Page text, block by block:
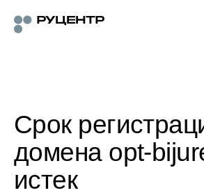
Срок
домена opt-
истек